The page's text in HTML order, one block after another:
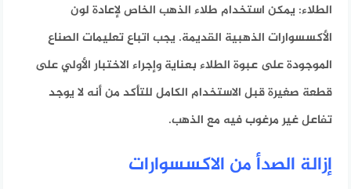
الطلاء: يمكن استخدام طلاء الذهب الخاص لإعادة لون
الأكسسوارات الذهبية القديمة. يجب اتباع تعليمات الصناع
الموجودة على عبوة الطلاء بعناية وإجراء الاختبار الأولي على
قطعة صغيرة قبل الاستخدام الكامل للتأكد من أنه لا يوجد
تفاعل غير مرغوب فيه مع الذهب.
إزالة الصدأ من الاكسسوارات